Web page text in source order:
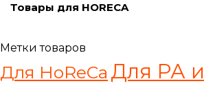
Товары для HORECA
Метки товаров
Для HoReCa Для РА и